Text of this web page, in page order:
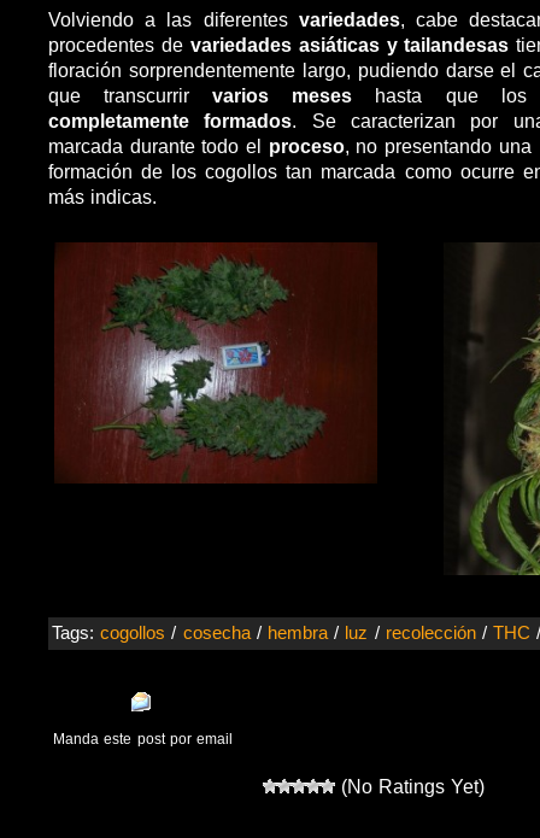
Volviendo a las diferentes variedades, cabe
procedentes de variedades asiáticas y tailandesas
floración sorprendentemente largo, pudiendo darse el
que transcurrirvarios meses hasta que
completamente formados. Se caracterizan por
marcada durante todo el proceso, no presentando
formación de los cogollos tan marcada como ocurre
más indicas.
Tags:cogollos / cosecha/ hembra / luz / recolección/THC
Manda este post por email
(No Ratings Yet)